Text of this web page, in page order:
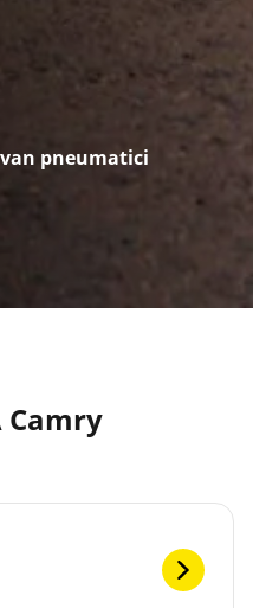
pneumatici
Camry